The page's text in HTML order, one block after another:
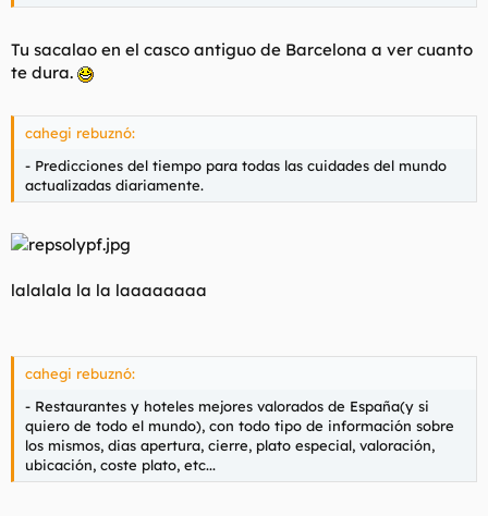
Tu sacalao en el casco antiguo de Barcelona a ver cuanto
te dura.
cahegi rebuznó:
- Predicciones del tiempo para todas las cuidades del mundo
actualizadas diariamente.
lalalala la la laaaaaaaa
cahegi rebuznó:
- Restaurantes y hoteles mejores valorados de España(y si
quiero de todo el mundo), con todo tipo de información sobre
los mismos, dias apertura, cierre, plato especial, valoración,
ubicación, coste plato, etc...